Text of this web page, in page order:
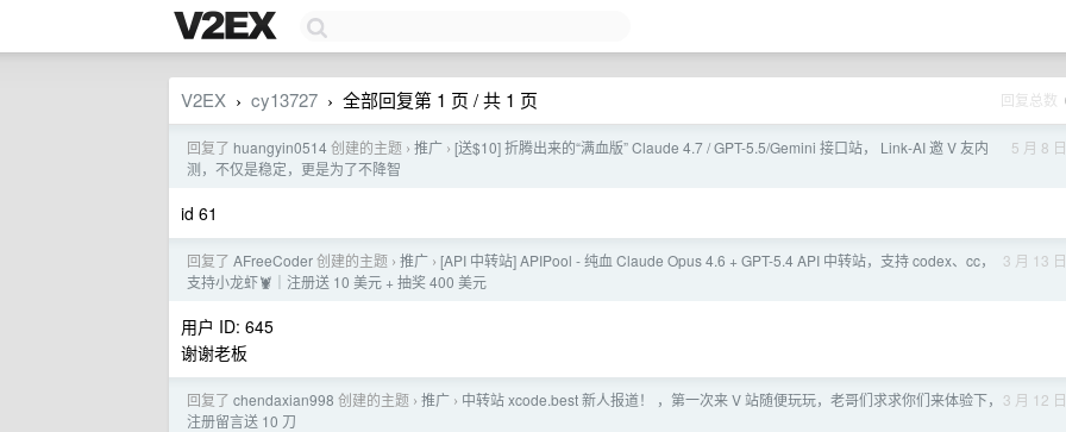
V2EX › cy13727 › 全部回复第 1 页 / 共 1 页 回复总数
5 月 8 日
回复了 huangyin0514创建的主题 › 推广 › [送$10] 折腾出来的“满血版” Claude 4.7 / GPT-5.5/Gemini 接口站， Link-AI 邀 V 友内
测，不仅是稳定，更是为了不降智
id 61
3 月 13 日
回复了 AFreeCoder创建的主题 › 推广 › [API 中转站] APIPool - 纯血 Claude Opus 4.6 + GPT-5.4 API 中转站，支持 codex、cc，
支持小龙虾🦞｜注册送 10 美元 + 抽奖 400 美元
用户 ID: 645
谢谢老板
3 月 12 日
回复了 chendaxian998 创建的主题 › 推广 › 中转站 xcode.best 新人报道！ ，第一次来 V 站随便玩玩，老哥们求求你们来体验下，
注册留言送 10 刀